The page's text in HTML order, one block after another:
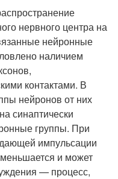
нервного центра на
нейронные
наличием
контактами. В
нейронов от них
синаптически
груп­пы. При
импульсации
и может
— процесс,